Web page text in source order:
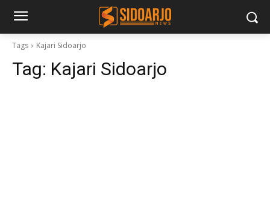
Tags Kajari Sidoarjo
Tag: Kajari Sidoarjo